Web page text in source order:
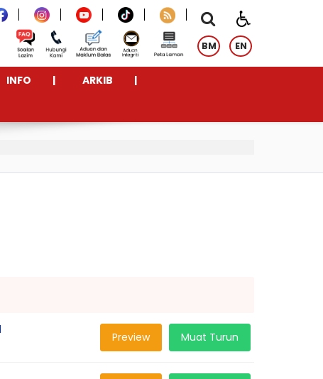
BM EN
INFO
ARKIB
Muat Turun
Preview